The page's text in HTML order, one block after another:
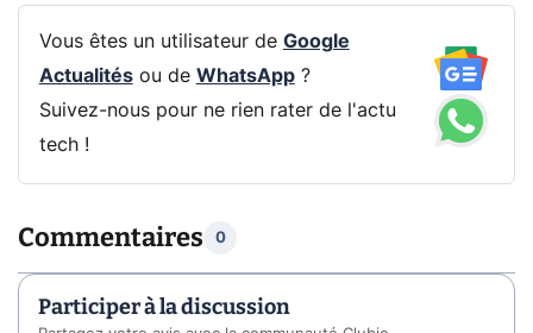
Vous êtes un utilisateur de Google
Actualitésou de WhatsApp?
Suivez-nous pour ne rien rater de l'actu
tech !
Commentaires 0
Participer à la discussion